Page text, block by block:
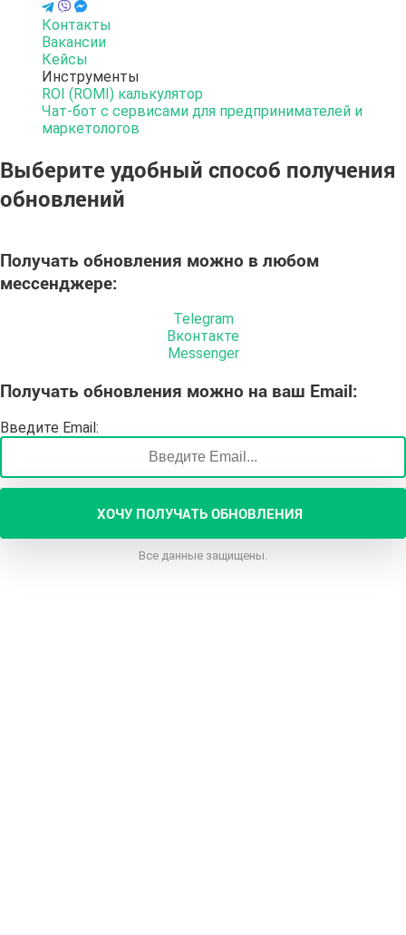
Контакты
Вакансии
Кейсы
Инструменты
ROI (ROMI) калькулятор
Чат-бот с сервисами для предпринимателей и
маркетологов
Выберите удобный способ получения
обновлений
Получать обновления можно в любом
мессенджере:
Telegram
Вконтакте
Messenger
Получать обновления можно на ваш Email:
Введите Email:
ХОЧУ ПОЛУЧАТЬ ОБНОВЛЕНИЯ
Все данные защищены.